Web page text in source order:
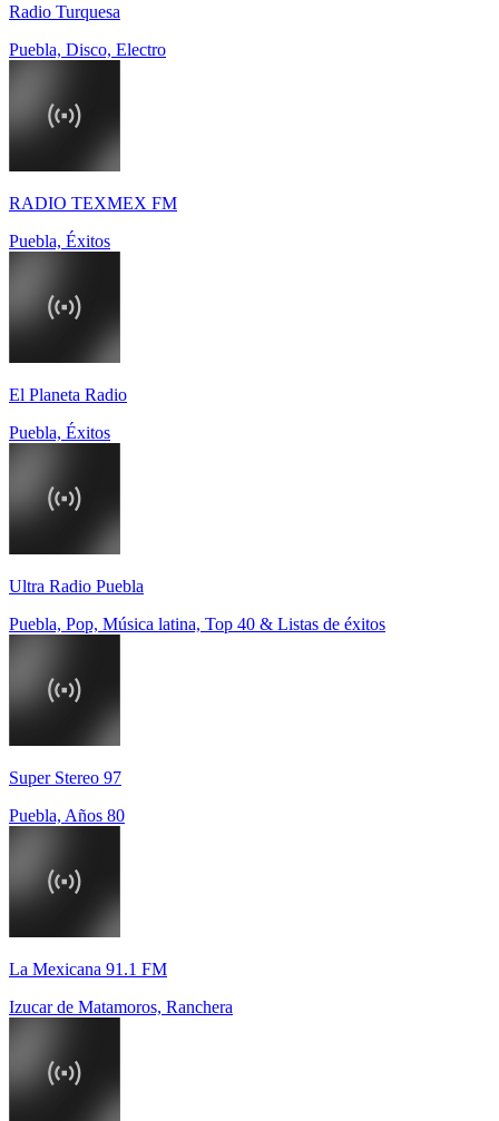
Radio Turquesa
Puebla, Disco, Electro
RADIO TEXMEX FM
Puebla, Éxitos
El Planeta Radio
Puebla, Éxitos
Ultra Radio Puebla
Puebla, Pop, Música latina, Top 40 & Listas de éxitos
Super Stereo 97
Puebla, Años 80
La Mexicana 91.1 FM
Izucar de Matamoros, Ranchera